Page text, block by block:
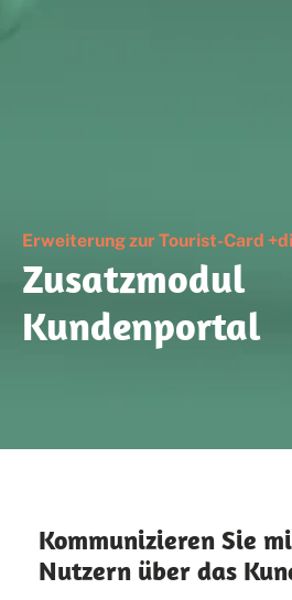
Erweiterung zur Tourist-Card
Zusatzmodul
Kundenportal
Kommunizieren Sie
Nutzern über das